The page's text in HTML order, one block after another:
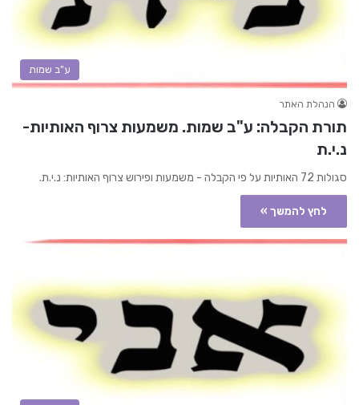
ע"ב שמות
הנהלת האתר
תורת הקבלה: ע"ב שמות. משמעות צרוף האותיות-
נ.י.ת
סגולות 72 האותיות על פי הקבלה - משמעות ופירוש צרוף האותיות: נ.י.ת.
לחץ להמשך »